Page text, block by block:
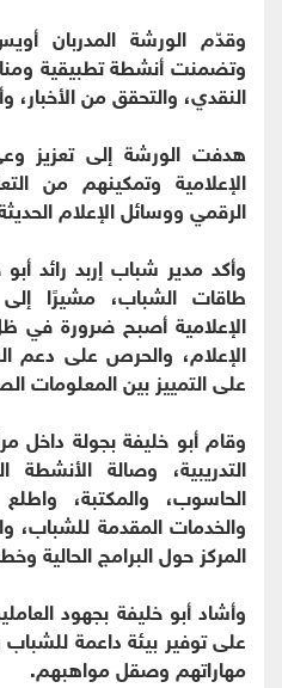
وقدّم الورشة المدربان
وتضمنت أنشطة تطبيقية
النقدي، والتحقق من الأخبار،
هدفت الورشة إلى تعزيز
الإعلامية وتمكينهم من
الرقمي ووسائل الإعلام
وأكد مدير شباب إربد رائد
طاقات الشباب، مشيرًا إلى
الإعلامية أصبح ضرورة في
الإعلام، والحرص على دعم
على التمييز بين المعلومات
وقام أبو خليفة بجولة داخل
التدريبية، وصالة الأنشطة
الحاسوب، والمكتبة،
والخدمات المقدمة
المركز حول البرامج الحالية
وأشاد أبو خليفة بجهود
على توفير بيئة داعمة
مهاراتهم وصقل مواهبهم.